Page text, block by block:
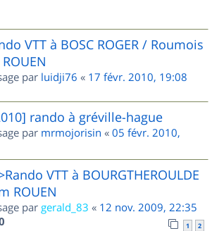
VTT à BOSC ROGER / Roumois
par luidji76 « 17 févr. 2010, 19:08
rando à gréville-hague
par mrmojorisin « 05 févr. 2010,
VTT à BOURGTHEROULDE
ROUEN
par gerald_83 « 12 nov. 2009, 22:35
1 2